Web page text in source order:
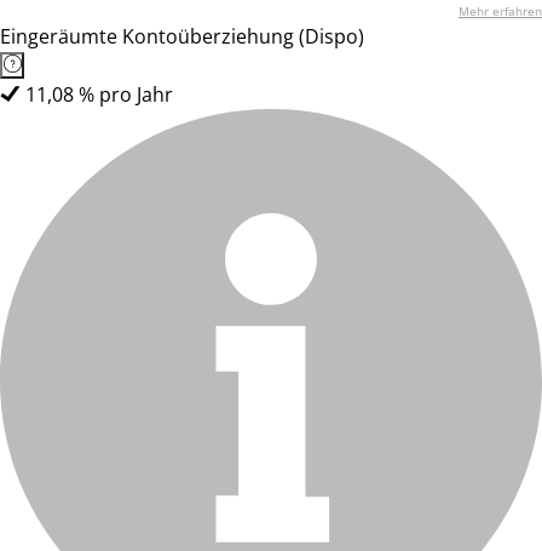
Mehr erfahren
Eingeräumte Kontoüberziehung (Dispo)
11,08 % pro Jahr